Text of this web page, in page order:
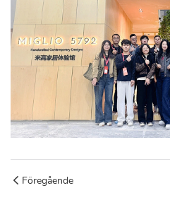
Föregående